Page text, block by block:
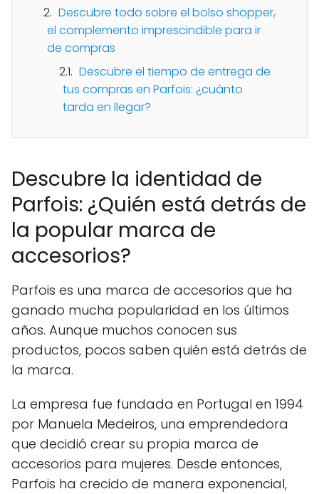
Descubre todo sobre el bolso shopper,
el complemento imprescindible para ir
de compras
Descubre el tiempo de entrega de
tus compras en Parfois: ¿cuánto
tarda en llegar?
Descubre la identidad de
Parfois: ¿Quién está detrás de
la popular marca de
accesorios?
Parfois es una marca de accesorios que ha
ganado mucha popularidad en los últimos
años. Aunque muchos conocen sus
productos, pocos saben quién está detrás de
la marca.
La empresa fue fundada en Portugal en 1994
por Manuela Medeiros, una emprendedora
que decidió crear su propia marca de
accesorios para mujeres. Desde entonces,
Parfois ha crecido de manera exponencial,